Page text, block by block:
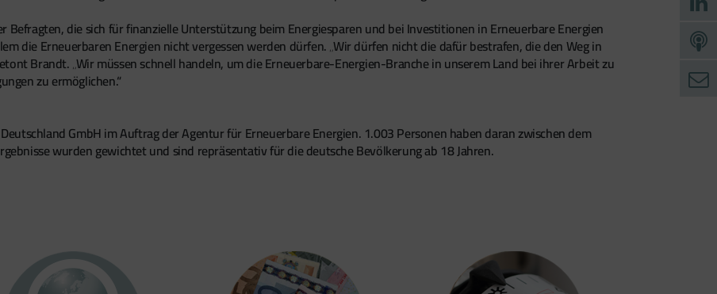
Befragten, die sich für finanzielle Unterstützung beim Energiesparen und bei Investitionen in Erneuerbare Energien
die Erneuerbaren Energien nicht vergessen werden dürfen. „Wir dürfen nicht die dafür bestrafen, die den Weg in
Brandt. „Wir müssen schnell handeln, um die Erneuerbare-Energien-Branche in unserem Land bei ihrer Arbeit zu
zu ermöglichen.“
GmbH im Auftrag der Agentur für Erneuerbare Energien. 1.003 Personen haben daran zwischen dem
wurden gewichtet und sind repräsentativ für die deutsche Bevölkerung ab 18 Jahren.